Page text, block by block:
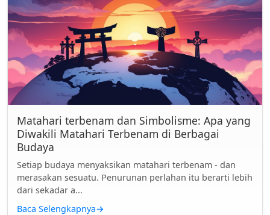
Matahari terbenam dan Simbolisme: Apa yang
Diwakili Matahari Terbenam di Berbagai
Budaya
Setiap budaya menyaksikan matahari terbenam - dan
merasakan sesuatu. Penurunan perlahan itu berarti lebih
dari sekadar a...
Baca Selengkapnya→